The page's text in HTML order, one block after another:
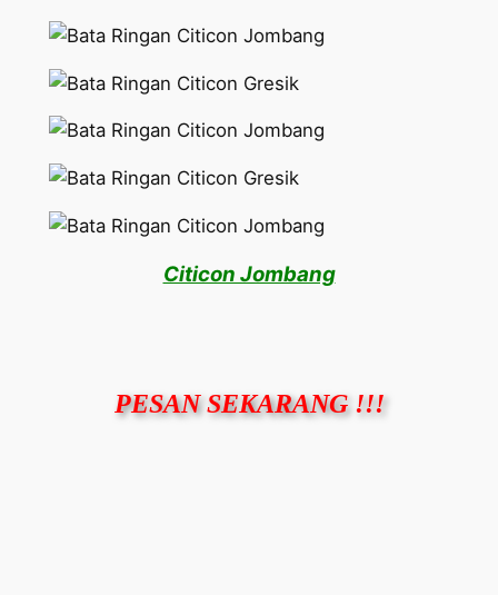
Citicon Jombang
PESAN SEKARANG !!!